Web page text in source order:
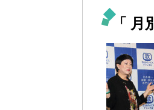
「 月